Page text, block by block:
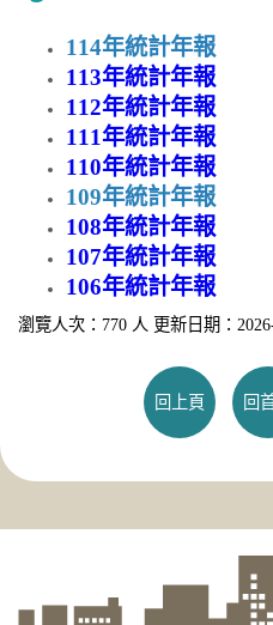
114年統計年報
113年統計年報
112年統計年報
111年統計年報
110年統計年報
109年統計年報
108年統計年報
107年統計年報
106年統計年報
瀏覽人次：770 人 更新日期：
回上頁 回